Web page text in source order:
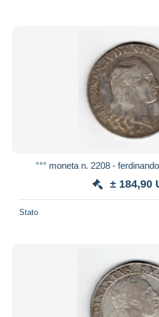
°°° moneta n. 2208 -
± 184,90
Stato